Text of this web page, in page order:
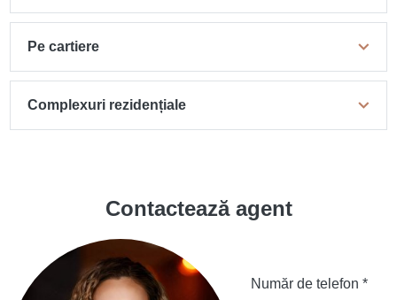
Pe cartiere
Complexuri rezidențiale
Contactează agent
Număr de telefon *